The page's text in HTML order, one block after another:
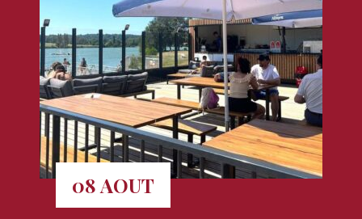
08 AOUT